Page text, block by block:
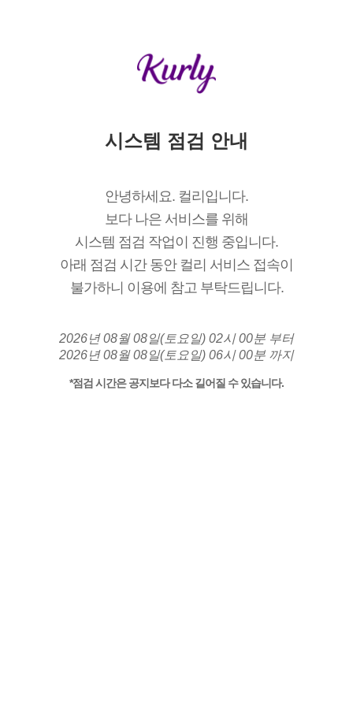
시스템 점검 안내
안녕하세요. 컬리입니다.
보다 나은 서비스를 위해
시스템 점검 작업이 진행 중입니다.
아래 점검 시간 동안 컬리 서비스 접속이
불가하니 이용에 참고 부탁드립니다.
2026년 08월 08일(토요일) 02시 00분 부터
2026년 08월 08일(토요일) 06시 00분 까지
*점검 시간은 공지보다 다소 길어질 수 있습니다.